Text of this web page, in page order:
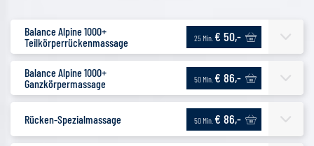
Balance Alpine 1000+
Teilkörperrückenmassage
25 Min. € 50,-
Balance Alpine 1000+
Ganzkörpermassage
50 Min. € 86,-
Rücken-Spezialmassage 50 Min. € 86,-